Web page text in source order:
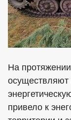
На
осуществляют
привело к